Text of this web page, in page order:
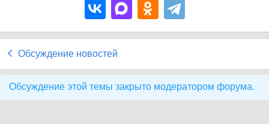
Обсуждение новостей
Обсуждение этой темы закрыто модератором форума.